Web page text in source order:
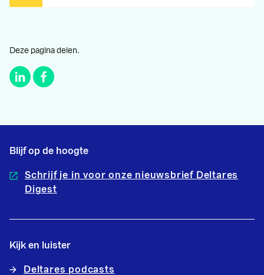
Deze pagina delen.
Blijf op de hoogte
Schrijf je in voor onze nieuwsbrief Deltares
Digest
Kijk en luister
Deltares podcasts